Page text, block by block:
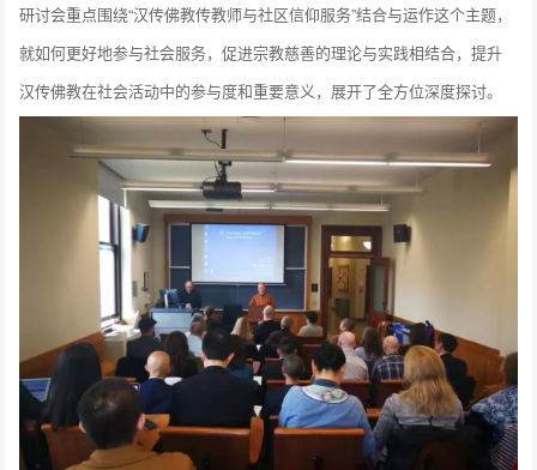
研讨会重点围绕“汉传佛教传教师与社区信仰服务”结合与运作这个主题，
就如何更好地参与社会服务，促进宗教慈善的理论与实践相结合，提升
汉传佛教在社会活动中的参与度和重要意义，展开了全方位深度探讨。